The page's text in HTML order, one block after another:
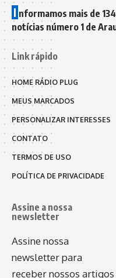
I nformamos mais de
notícias número 1 de
Link rápido
HOME RÁDIO PLUG
MEUS MARCADOS
PERSONALIZAR INTERESSES
CONTATO
TERMOS DE USO
POLÍTICA DE PRIVACIDADE
Assine a nossa
newsletter
Assine nossa
newsletter para
receber nossos artigos